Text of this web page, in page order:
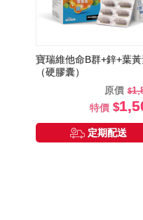
寶瑞維他命B群+鋅+葉
（硬膠囊）
原價
特價
定期配送